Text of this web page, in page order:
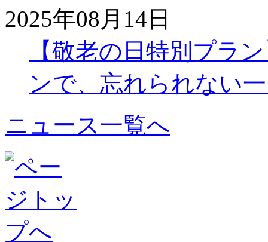
2025年08月14日
【敬老の日特別プラ
ンで、忘れられない
ニュース一覧へ